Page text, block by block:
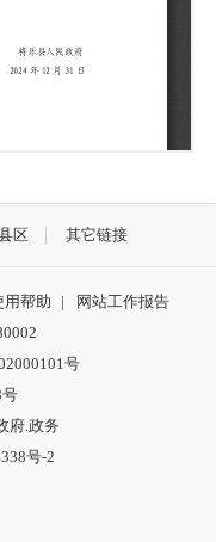
区 其它链接
用帮助 |
网站工作报告
号
府.政务
号-2